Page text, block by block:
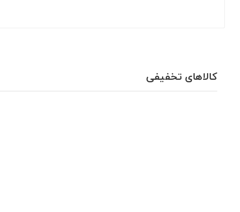
کالاهای تخفیفی